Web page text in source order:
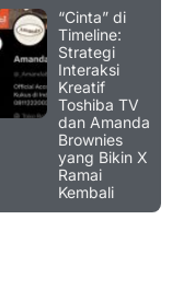
“Cinta” di
Timeline:
Strategi
Interaksi
Kreatif
Toshiba TV
dan Amanda
Brownies
yang Bikin X
Ramai
Kembali